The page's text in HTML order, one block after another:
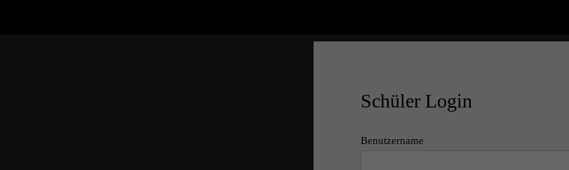
Schüler Login
Benutzername